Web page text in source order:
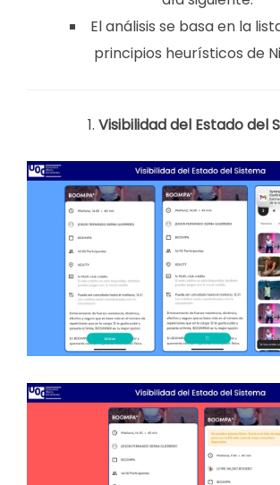
El análisis se basa en la
principios heurísticos de
Visibilidad del Estado del